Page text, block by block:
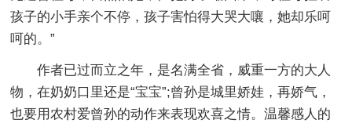
孩子的小手亲个不停，孩子害怕得大哭大嚷，她却乐呵
呵的。”
作者已过而立之年，是名满全省，威重一方的大人
物，在奶奶口里还是“宝宝”;曾孙是城里娇娃，再娇气，
也要用农村爱曾孙的动作来表现欢喜之情。温馨感人的